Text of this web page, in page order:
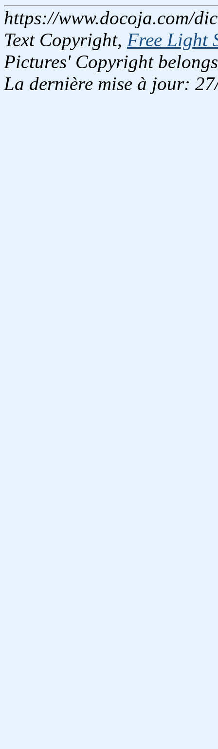
https://www.docoja.com/
Text Copyright, Free Light
Pictures' Copyright
La dernière mise à jour: